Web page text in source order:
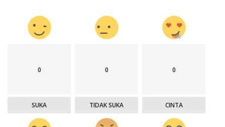
0
SUKA
0
TIDAK SUKA
0
CINTA